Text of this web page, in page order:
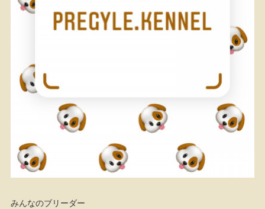
みんなのブリーダー